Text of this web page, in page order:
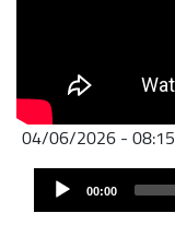
04/06/2026 - 08:15
Audio
Player 00:00